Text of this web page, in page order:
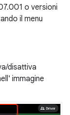
o versioni
il menu
disattiva
immagine